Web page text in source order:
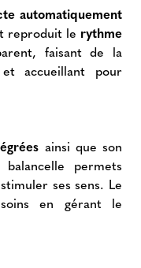
automatiquement
reproduit le rythme
faisant de la
accueillant pour
ainsi que son
permets
ses sens. Le
en gérant le